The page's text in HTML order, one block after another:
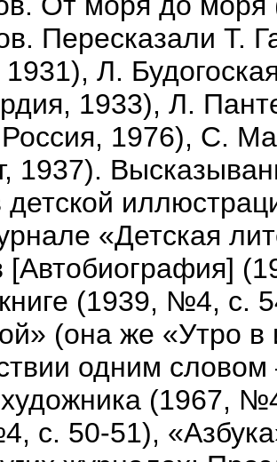
Пересказали Т.
1931), Л.
1933), Л.
1976), С.
1937).
детской
«Детская
[Автобиография]
(1939, №4, с.
(она же «Утро в
одним
художника (1967,
с. 50-51),